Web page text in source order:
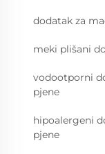
dodatak za
meki plišani
vodootporni
pjene
hipoalergeni
pjene